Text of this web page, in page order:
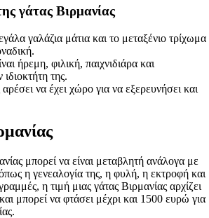
γάτας Βιρμανίας
γαλάζια μάτια και το μεταξένιο τρίχωμα
ήρεμη, φιλική, παιχνιδιάρα και
της.
να έχει χώρο για να εξερευνήσει και
μπορεί να είναι μεταβλητή ανάλογα με
η γενεαλογία της, η φυλή, η εκτροφή και
η τιμή μιας γάτας Βιρμανίας αρχίζει
μπορεί να φτάσει μέχρι και 1500 ευρώ για